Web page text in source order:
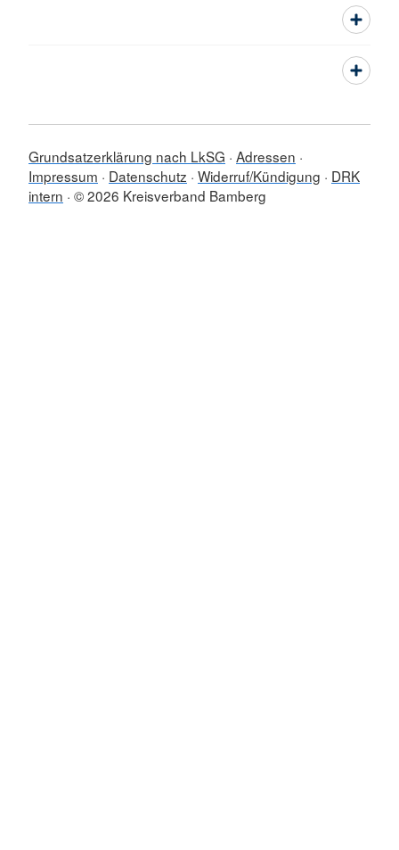
Grundsatzerklärung nach LkSG Adressen
Impressum
Datenschutz Widerruf/Kündigung
DRK
intern © 2026 Kreisverband Bamberg